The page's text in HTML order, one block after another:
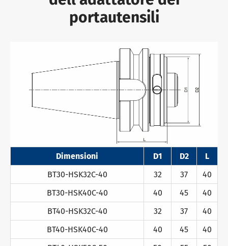
portautensili
Dimensioni D1 D2
L
BT30-HSK32C-40
32 37
40
BT30-HSK40C-40
40 45
40
BT40-HSK32C-40
32 37
40
BT40-HSK40C-40
40 45
40